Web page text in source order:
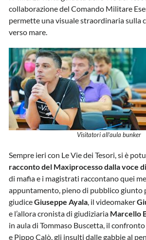
collaborazione del Comando Militare
permette una visuale straordinaria sulla
verso mare.
Visitatori all’aula bunker
Sempre ieri con Le Vie dei Tesori, si è
racconto del Maxiprocesso dalla voce di
di mafia e i magistrati raccontano quei
appuntamento, pieno di pubblico giunto
giudiceGiuseppe Ayala, il videomaker
e l’allora cronista di giudiziaria Marcello
in aula di Tommaso Buscetta, il
e Pippo Calò, gli insulti dalle gabbie al